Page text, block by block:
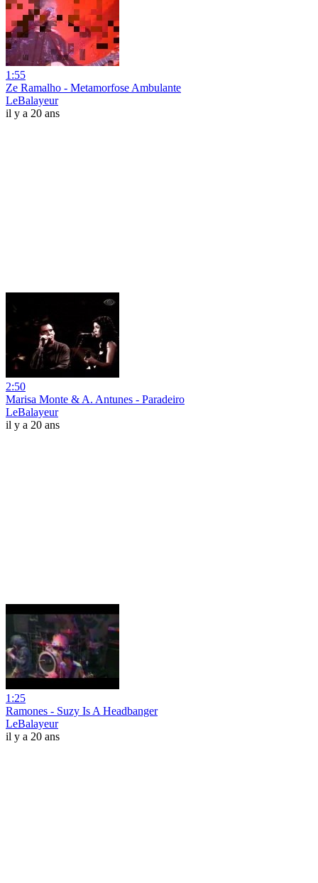
1:55
Ze Ramalho - Metamorfose Ambulante
LeBalayeur
il y a 20 ans
2:50
Marisa Monte & A. Antunes - Paradeiro
LeBalayeur
il y a 20 ans
1:25
Ramones - Suzy Is A Headbanger
LeBalayeur
il y a 20 ans